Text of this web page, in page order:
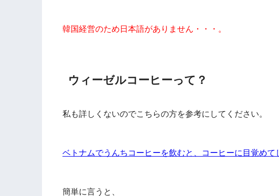
韓国経営のため日本語がありません・・・。
ウィーゼルコーヒーって？
私も詳しくないのでこちらの方を参考にしてください。
ベトナムでうんちコーヒーを飲むと、コーヒーに目覚めて
簡単に言うと、